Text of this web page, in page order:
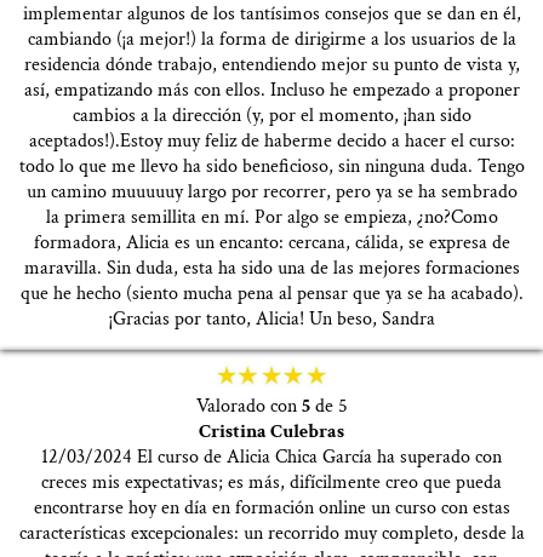
implementar algunos de los tantísimos consejos que se dan en él,
cambiando (¡a mejor!) la forma de dirigirme a los usuarios de la
residencia dónde trabajo, entendiendo mejor su punto de vista y,
así, empatizando más con ellos. Incluso he empezado a proponer
cambios a la dirección (y, por el momento, ¡han sido
aceptados!).Estoy muy feliz de haberme decido a hacer el curso:
todo lo que me llevo ha sido beneficioso, sin ninguna duda. Tengo
un camino muuuuuy largo por recorrer, pero ya se ha sembrado
la primera semillita en mí. Por algo se empieza, ¿no?Como
formadora, Alicia es un encanto: cercana, cálida, se expresa de
maravilla. Sin duda, esta ha sido una de las mejores formaciones
que he hecho (siento mucha pena al pensar que ya se ha acabado).
¡Gracias por tanto, Alicia! Un beso, Sandra
Valorado con5de 5
Cristina Culebras
12/03/2024 El curso de Alicia Chica García ha superado con
creces mis expectativas; es más, difícilmente creo que pueda
encontrarse hoy en día en formación online un curso con estas
características excepcionales: un recorrido muy completo, desde la